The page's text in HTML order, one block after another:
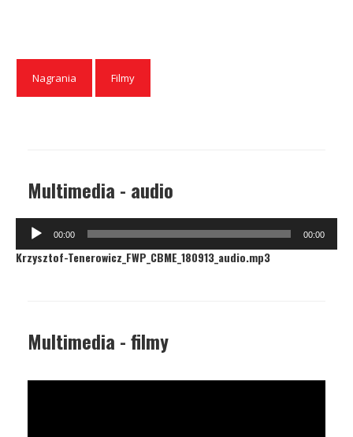
Nagrania Filmy
Multimedia - audio
Odtwarzacz
plików
dźwiękowych
00:00 00:00
Krzysztof-Tenerowicz_FWP_CBME_180913_audio.mp3
Multimedia - filmy